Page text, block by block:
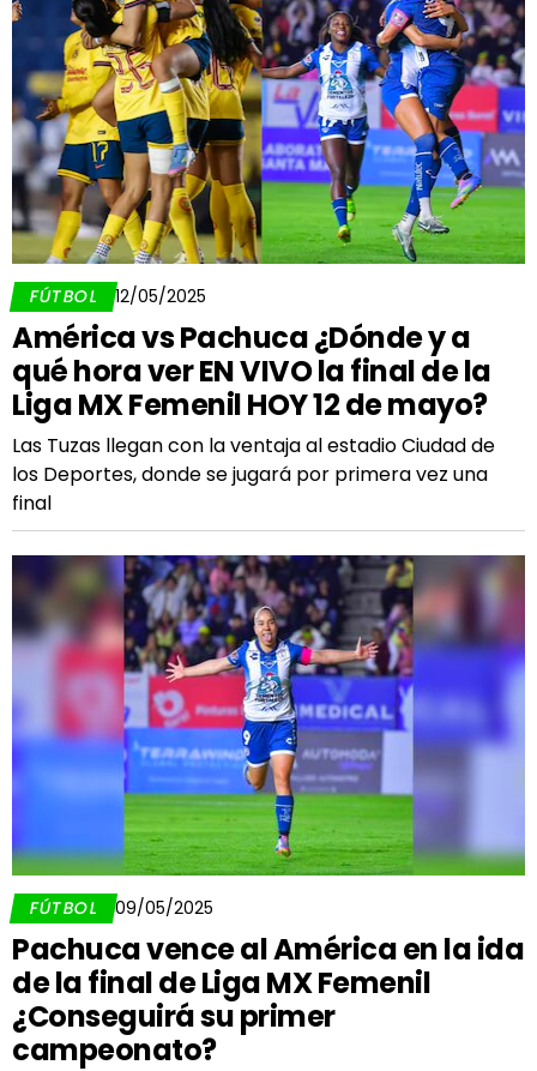
FÚTBOL 12/05/2025
América vs Pachuca ¿Dónde y a
qué hora ver EN VIVO la final de la
Liga MX Femenil HOY 12 de mayo?
Las Tuzas llegan con la ventaja al estadio Ciudad de
los Deportes, donde se jugará por primera vez una
final
FÚTBOL 09/05/2025
Pachuca vence al América en la ida
de la final de Liga MX Femenil
¿Conseguirá su primer
campeonato?